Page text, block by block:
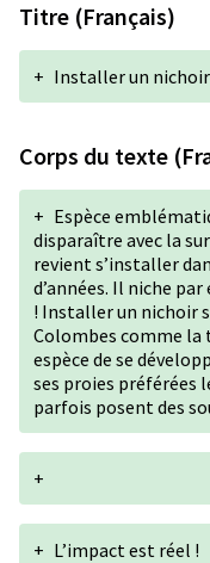
Titre (Français)
+ Installer un
Corps du texte
+ Espèce
disparaître avec la
revient s’installer
d’années. Il niche
! Installer un nichoir
Colombes comme
espèce de se
ses proies préférées
parfois posent des
+
+ L’impact est réel !